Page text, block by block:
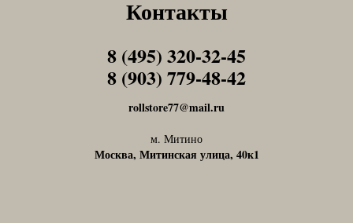
Контакты
rollstore77@mail.ru
м. Митино
Москва, Митинская улица, 40к1
8 (495) 320-32-45
8 (903) 779-48-42
Tel1
Tel1